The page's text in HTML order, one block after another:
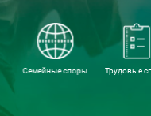
Семейные споры Трудовые